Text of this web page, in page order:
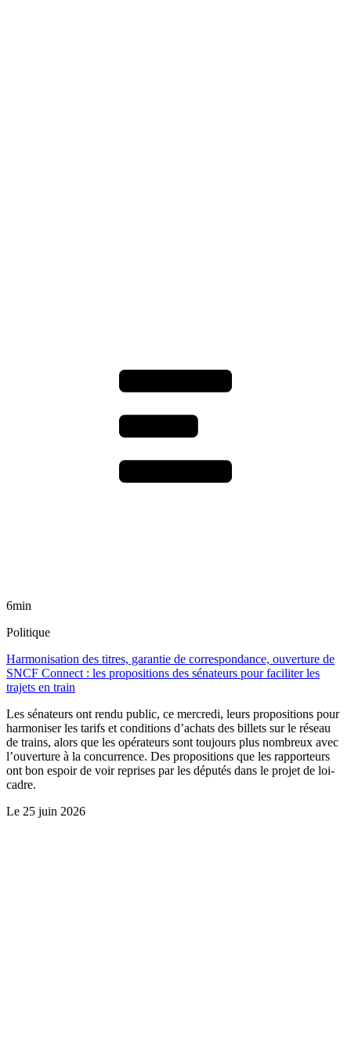
6min
Politique
Harmonisation des titres, garantie de correspondance, ouverture de
SNCF Connect : les propositions des sénateurs pour faciliter les
trajets en train
Les sénateurs ont rendu public, ce mercredi, leurs propositions pour
harmoniser les tarifs et conditions d’achats des billets sur le réseau
de trains, alors que les opérateurs sont toujours plus nombreux avec
l’ouverture à la concurrence. Des propositions que les rapporteurs
ont bon espoir de voir reprises par les députés dans le projet de loi-
cadre.
Le 25 juin 2026